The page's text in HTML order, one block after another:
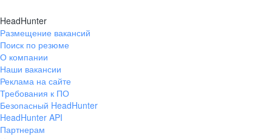
HeadHunter
Размещение вакансий
Поиск по резюме
О компании
Наши вакансии
Реклама на сайте
Требования к ПО
Безопасный HeadHunter
HeadHunter API
Партнерам